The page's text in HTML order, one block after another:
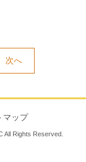
次へ
マップ
All Rights Reserved.